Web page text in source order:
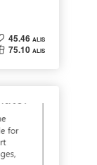
45.46 ALIS
75.10 ALIS